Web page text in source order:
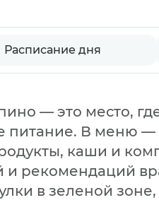
Расписание дня
— это место,
питание. В меню —
каши и
и рекомендаций
в зеленой зоне,